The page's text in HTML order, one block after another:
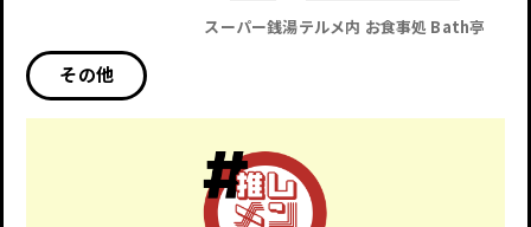
スーパー銭湯テルメ内 お食事処 Bath亭
その他